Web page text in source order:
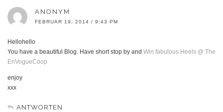
ANONYM
FEBRUAR 19, 2014 / 9:43 PM
Hellohello
You have a beautiful Blog. Have short stop by and Win fabulous Heels @ The
EnVogueCoop
enjoy
xxx
ANTWORTEN